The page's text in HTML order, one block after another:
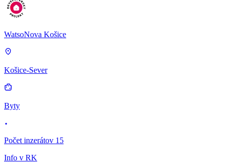
WatsoNova Košice
Košice-Sever
Byty
Počet inzerátov 15
Info v RK